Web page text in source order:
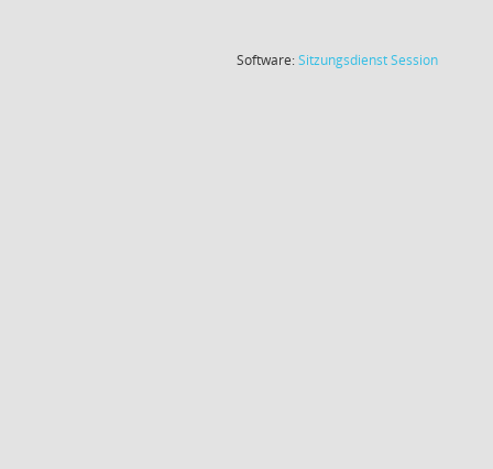
Software:SitzungsdienstSession(Wird in